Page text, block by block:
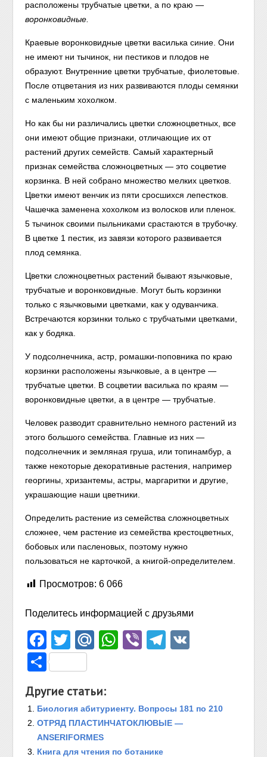
расположены трубчатые цветки, а по краю —
воронковидные.
Краевые воронковидные цветки василька синие. Они
не имеют ни тычинок, ни пестиков и плодов не
образуют. Внутренние цветки трубчатые, фиолетовые.
После отцветания из них развиваются плоды семянки
с маленьким хохолком.
Но как бы ни различались цветки сложноцветных, все
они имеют общие признаки, отличающие их от
растений других семейств. Самый характерный
признак семейства сложноцветных — это соцветие
корзинка. В ней собрано множество мелких цветков.
Цветки имеют венчик из пяти сросшихся лепестков.
Чашечка заменена хохолком из волосков или пленок.
5 тычинок своими пыльниками срастаются в трубочку.
В цветке 1 пестик, из завязи которого развивается
плод семянка.
Цветки сложноцветных растений бывают язычковые,
трубчатые и воронковидные. Могут быть корзинки
только с язычковыми цветками, как у одуванчика.
Встречаются корзинки только с трубчатыми цветками,
как у бодяка.
У подсолнечника, астр, ромашки-поповника по краю
корзинки расположены язычковые, а в центре —
трубчатые цветки. В соцветии василька по краям —
воронковидные цветки, а в центре — трубчатые.
Человек разводит сравнительно немного растений из
этого большого семейства. Главные из них —
подсолнечник и земляная груша, или топинамбур, а
также некоторые декоративные растения, например
георгины, хризантемы, астры, маргаритки и другие,
украшающие наши цветники.
Определить растение из семейства сложноцветных
сложнее, чем растение из семейства крестоцветных,
бобовых или пасленовых, поэтому нужно
пользоваться не карточкой, а книгой-определителем.
Просмотров: 6 066
Поделитесь информацией с друзьями
Facebook
TwitterMail.Ru
WhatsApp
ViberTelegram
Отправить
Другие статьи:
Биология абитуриенту. Вопросы 181 по 210
ОТРЯД ПЛАСТИНЧАТОКЛЮВЫЕ —
ANSERIFORMES
Книга для чтения по ботанике